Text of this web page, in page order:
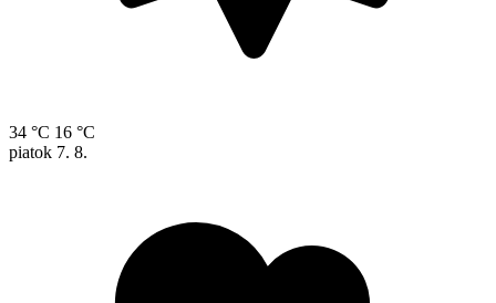
34 °C 16 °C
piatok 7. 8.